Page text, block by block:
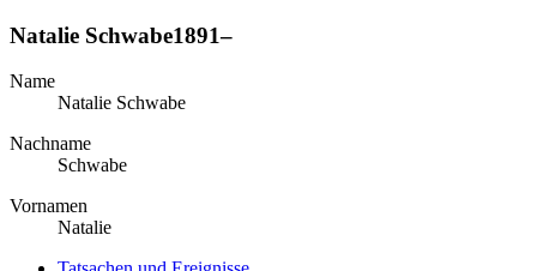
Natalie Schwabe1891–
Name
Natalie Schwabe
Nachname
Schwabe
Vornamen
Natalie